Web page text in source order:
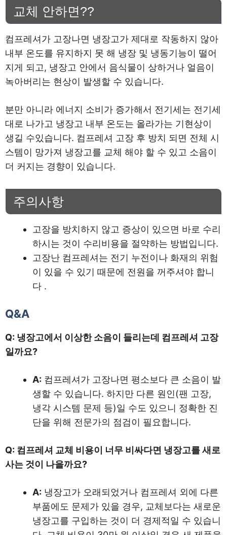
교체 안하면??
컴프레셔가 고장나면 냉장고가 제대로 작동하지 않아
내부 온도를 유지하지 못 해 냉장 및 냉동기능이 떨어
지게 되고, 냉장고 안에서 음식물이 상하거나 얼음이
녹아버리는 현상이 발생할 수 있습니다.
분만 아니라 에너지 소비가 증가해서 전기세는 전기세
대로 나가고 냉장고 내부 온도는 올라가는 기현상이
생길 수있습니다. 컴프레셔 고장 후 방치 되면 전체 시
스템이 망가져 냉장고를 교체 해야 할 수 있고 소음이
더 커지는 경향이 있습니다.
주의사항
고장을 방치하지 않고 증상이 있으면 바로 수리
하시는 것이 수리비용을 절약하는 방법입니다.
고장난 컴프레셔는 전기 누전이나 화재의 위험
이 있을 수 있기 때문에 전원을 꺼주셔야 합니
다 .
Q&A
Q: 냉장고에서 이상한 소음이 들리는데 컴프레셔 고장
일까요?
A: 컴프레셔가 고장나면 평소보다 큰 소음이 발
생할 수 있습니다. 하지만 다른 원인(팬 고장,
냉각 시스템 문제 등)일 수도 있으니 정확한 진
단을 위해 전문가의 점검이 필요합니다.
Q: 컴프레셔 교체 비용이 너무 비싸다면 냉장고를 새로
사는 것이 나을까요?
A: 냉장고가 오래되었거나 컴프레셔 외에 다른
부품에도 문제가 있을 경우, 교체보다는 새로운
냉장고를 구입하는 것이 더 경제적일 수 있습니